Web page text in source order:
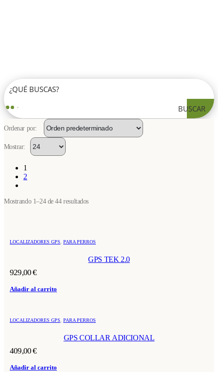
BUSCAR
Ordenar por:
Mostrar:
1
2
Mostrando 1–24 de 44 resultados
LOCALIZADORES GPS PARA PERROS
GPS TEK 2.0
929,00€
Añadir al carrito
LOCALIZADORES GPS PARA PERROS
GPS COLLAR ADICIONAL
409,00€
Añadir al carrito